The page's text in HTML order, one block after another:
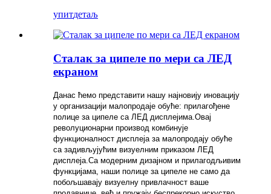
упитдетаљ
Сталак за ципеле по мери са ЛЕД
екраном
Данас ћемо представити нашу најновију иновацију
у организацији малопродаје обуће: прилагођене
полице за ципеле са ЛЕД дисплејима.Овај
револуционарни производ комбинује
функционалност дисплеја за малопродају обуће
са задивљујућим визуелним приказом ЛЕД
дисплеја.Са модерним дизајном и прилагодљивим
функцијама, наши полице за ципеле не само да
побољшавају визуелну привлачност ваше